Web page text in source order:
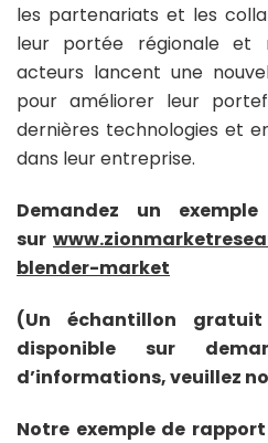
les partenariats et les
leur portée régionale et
acteurs lancent une
pour améliorer leur
dernières technologies et
dans leur entreprise.
Demandez un
sur
blender-market
(Un échantillon
disponible sur
d’informations, veuillez
Notre exemple de